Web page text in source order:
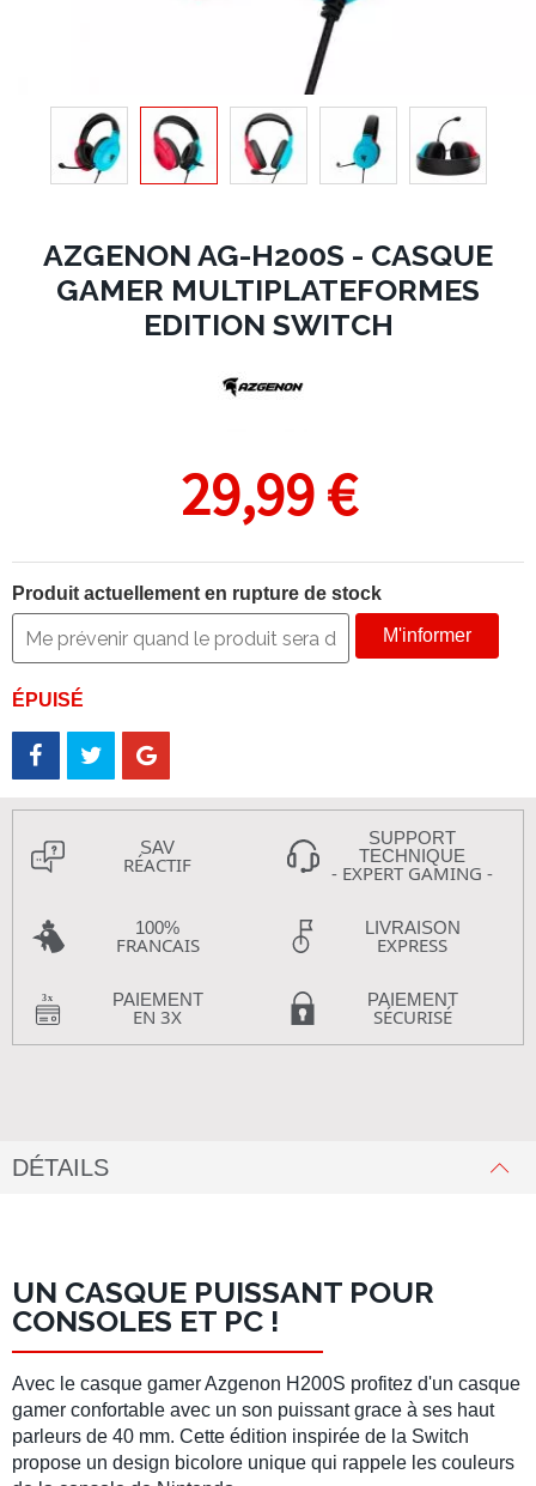
AZGENON AG-H200S - CASQUE
GAMER MULTIPLATEFORMES
EDITION SWITCH
29,99 €
Produit actuellement en rupture de stock
M'informer
ÉPUISÉ
SAV
RÉACTIF
SUPPORT
TECHNIQUE
- EXPERT GAMING -
100%
FRANCAIS
LIVRAISON
EXPRESS
PAIEMENT
EN 3X
PAIEMENT
SÉCURISÉ
DÉTAILS
UN CASQUE PUISSANT POUR
CONSOLES ET PC !
Avec le casque gamer Azgenon H200S profitez d'un casque
gamer confortable avec un son puissant grace à ses haut
parleurs de 40 mm. Cette édition inspirée de la Switch
propose un design bicolore unique qui rappele les couleurs